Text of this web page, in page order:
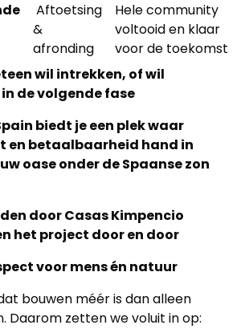
Aftoetsing
&
afronding
Hele community
voltooid en klaar
voor de toekomst
wil intrekken, of wil
de volgende fase
biedt je een plek waar
en betaalbaarheid hand in
oase onder de Spaanse zon
door Casas Kimpencio
het project door en door
voor mens én natuur
bouwen méér is dan alleen
Daarom zetten we voluit in op: